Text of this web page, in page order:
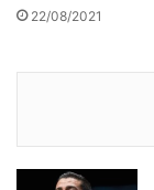
22/08/2021